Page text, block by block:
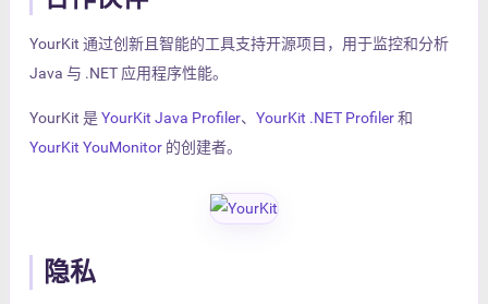
YourKit 通过创新且智能的工具支持开源项目，用于监控和分析
Java 与 .NET 应用程序性能。
YourKit 是YourKit Java Profiler、 YourKit .NET Profiler和
YourKit YouMonitor 的创建者。
隐私